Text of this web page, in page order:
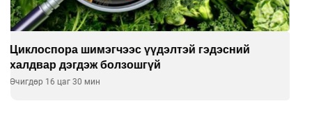
Сэтгэцийн эрүүл мэндэд “санаа тавих” олон
улсын хурал зохион байгуулна
Өчигдөр 16 цаг 00 мин